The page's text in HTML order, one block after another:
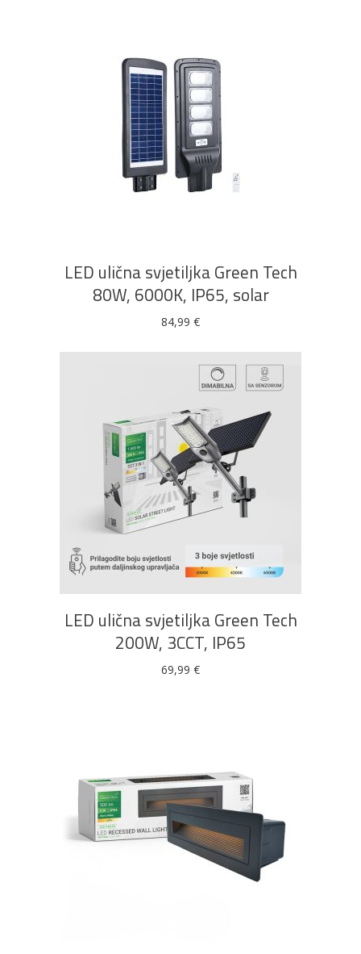
DODAJ U KOŠARICU
LED ulična svjetiljka Green Tech
80W, 6000K, IP65, solar
84,99 €
DODAJ U KOŠARICU
LED ulična svjetiljka Green Tech
200W, 3CCT, IP65
69,99 €